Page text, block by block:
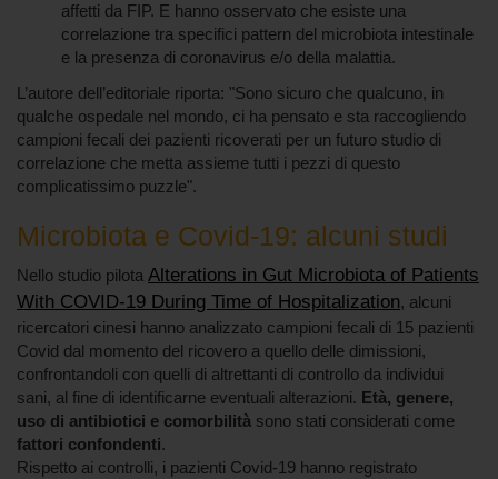
affetti da FIP. E hanno osservato che esiste una
correlazione tra specifici pattern del microbiota intestinale
e la presenza di coronavirus e/o della malattia.
L’autore dell’editoriale riporta: "Sono sicuro che qualcuno, in
qualche ospedale nel mondo, ci ha pensato e sta raccogliendo
campioni fecali dei pazienti ricoverati per un futuro studio di
correlazione che metta assieme tutti i pezzi di questo
complicatissimo puzzle".
Microbiota e Covid-19: alcuni studi
Nello studio pilota Alterations in Gut Microbiota of Patients
With COVID-19 During Time of Hospitalization, alcuni
ricercatori cinesi hanno analizzato campioni fecali di 15 pazienti
Covid dal momento del ricovero a quello delle dimissioni,
confrontandoli con quelli di altrettanti di controllo da individui
sani, al fine di identificarne eventuali alterazioni. Età, genere,
uso di antibiotici e comorbilità sono stati considerati come
fattori confondenti.
Rispetto ai controlli, i pazienti Covid-19 hanno registrato